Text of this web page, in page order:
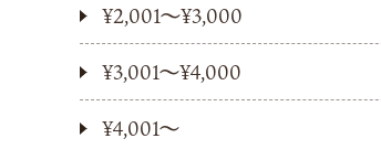
¥2,001〜¥3,000
¥3,001〜¥4,000
¥4,001〜